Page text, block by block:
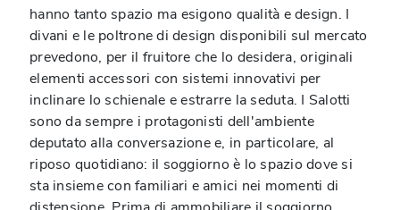
hanno tanto spazio ma esigono qualità e design. I
divani e le poltrone di design disponibili sul mercato
prevedono, per il fruitore che lo desidera, originali
elementi accessori con sistemi innovativi per
inclinare lo schienale e estrarre la seduta. I Salotti
sono da sempre i protagonisti dell'ambiente
deputato alla conversazione e, in particolare, al
riposo quotidiano: il soggiorno è lo spazio dove si
sta insieme con familiari e amici nei momenti di